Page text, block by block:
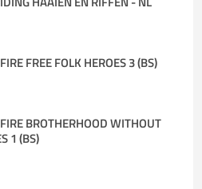
FREE FOLK HEROES 3 (BS)
BROTHERHOOD WITHOUT
1 (BS)